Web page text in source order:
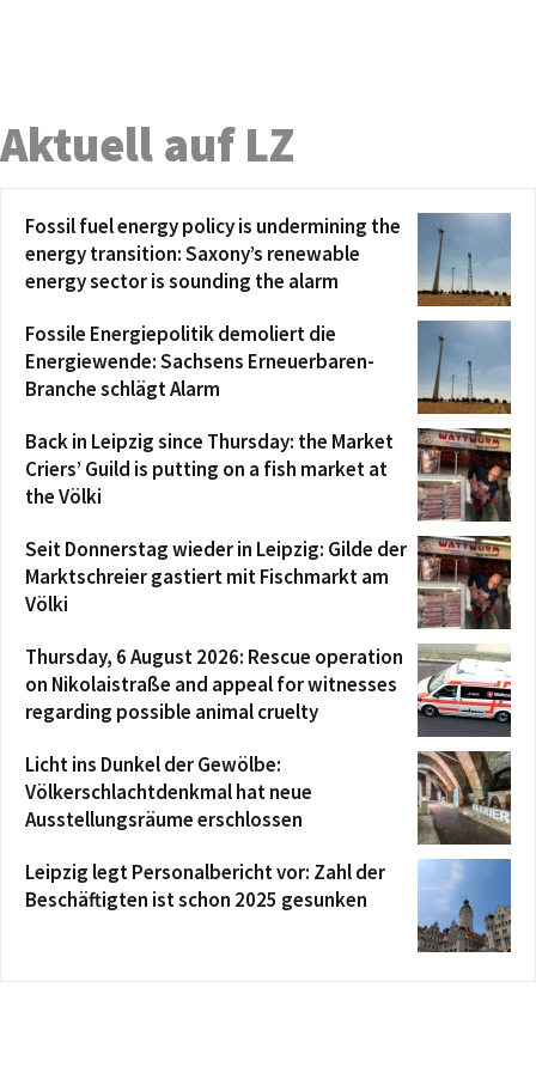
Aktuell auf LZ
Fossil fuel energy policy is undermining the
energy transition: Saxony’s renewable
energy sector is sounding the alarm
Fossile Energiepolitik demoliert die
Energiewende: Sachsens Erneuerbaren-
Branche schlägt Alarm
Back in Leipzig since Thursday: the Market
Criers’ Guild is putting on a fish market at
the Völki
Seit Donnerstag wieder in Leipzig: Gilde der
Marktschreier gastiert mit Fischmarkt am
Völki
Thursday, 6 August 2026: Rescue operation
on Nikolaistraße and appeal for witnesses
regarding possible animal cruelty
Licht ins Dunkel der Gewölbe:
Völkerschlachtdenkmal hat neue
Ausstellungsräume erschlossen
Leipzig legt Personalbericht vor: Zahl der
Beschäftigten ist schon 2025 gesunken